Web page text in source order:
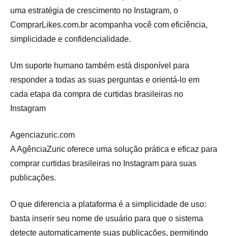
uma estratégia de crescimento no Instagram, o
ComprarLikes.com.br acompanha você com eficiência,
simplicidade e confidencialidade.
Um suporte humano também está disponível para
responder a todas as suas perguntas e orientá-lo em
cada etapa da compra de curtidas brasileiras no
Instagram
Agenciazuric.com
A AgênciaZuric oferece uma solução prática e eficaz para
comprar curtidas brasileiras no Instagram para suas
publicações.
O que diferencia a plataforma é a simplicidade de uso:
basta inserir seu nome de usuário para que o sistema
detecte automaticamente suas publicações, permitindo